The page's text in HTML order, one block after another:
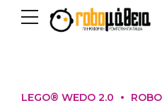
LEGO® WEDO 2.0